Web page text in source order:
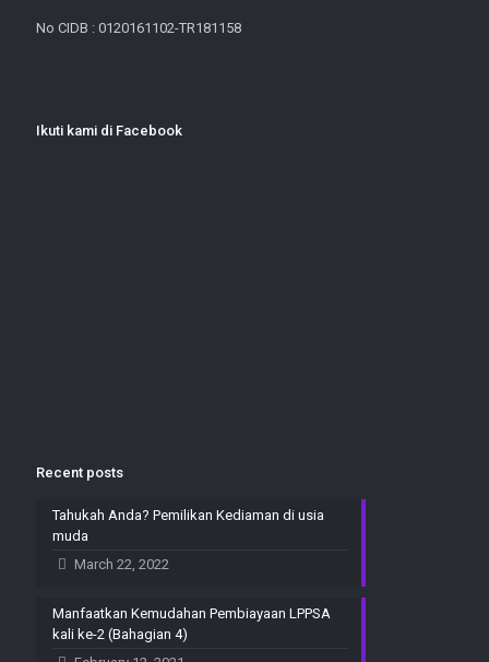
No CIDB : 0120161102-TR181158
Ikuti kami di Facebook
Recent posts
Tahukah Anda? Pemilikan Kediaman di usia
muda
March 22, 2022
Manfaatkan Kemudahan Pembiayaan LPPSA
kali ke-2 (Bahagian 4)